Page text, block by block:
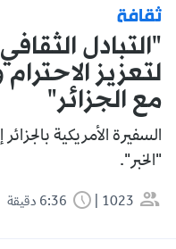
ثقافة
"التبادل
لتعزيز
مع الجزائر"
السفيرة الأمريكية
"الخبر".
1023